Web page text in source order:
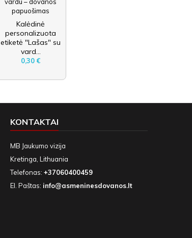
Kalėdinė
personalizuota
etiketė "Lašas" su
vard...
0,30 €
KONTAKTAI
MB Jaukumo vizija
Kretinga, Lithuania
Telefonas: +37060400459
El. Paštas: info@asmeninesdovanos.lt